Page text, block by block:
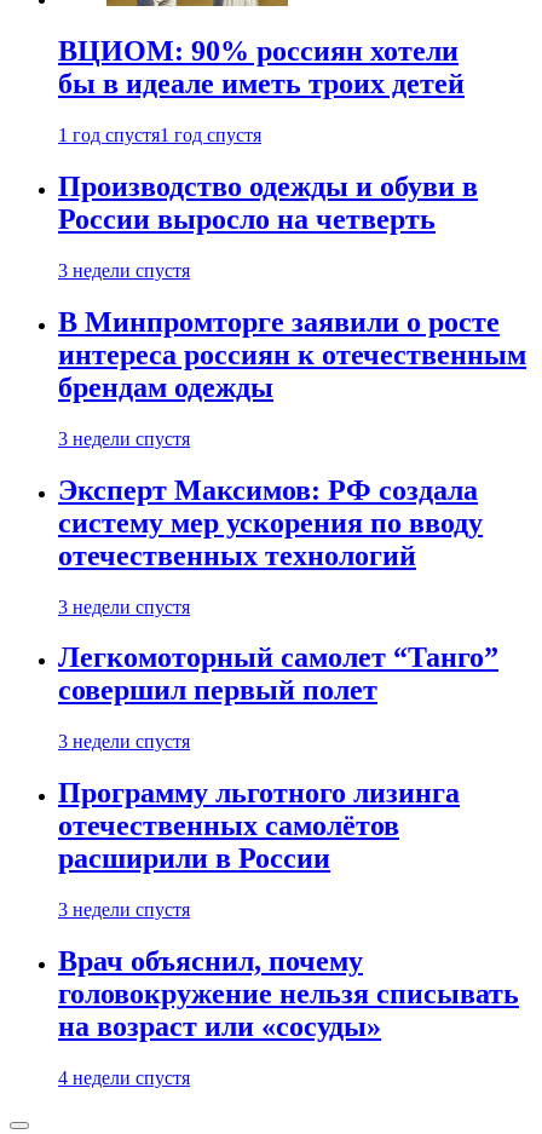
ВЦИОМ: 90% россиян хотели
бы в идеале иметь троих детей
1 год спустя1 год спустя
Производство одежды и обуви в
России выросло на четверть
3 недели спустя
В Минпромторге заявили о росте
интереса россиян к отечественным
брендам одежды
3 недели спустя
Эксперт Максимов: РФ создала
систему мер ускорения по вводу
отечественных технологий
3 недели спустя
Легкомоторный самолет “Танго”
совершил первый полет
3 недели спустя
Программу льготного лизинга
отечественных самолётов
расширили в России
3 недели спустя
Врач объяснил, почему
головокружение нельзя списывать
на возраст или «сосуды»
4 недели спустя